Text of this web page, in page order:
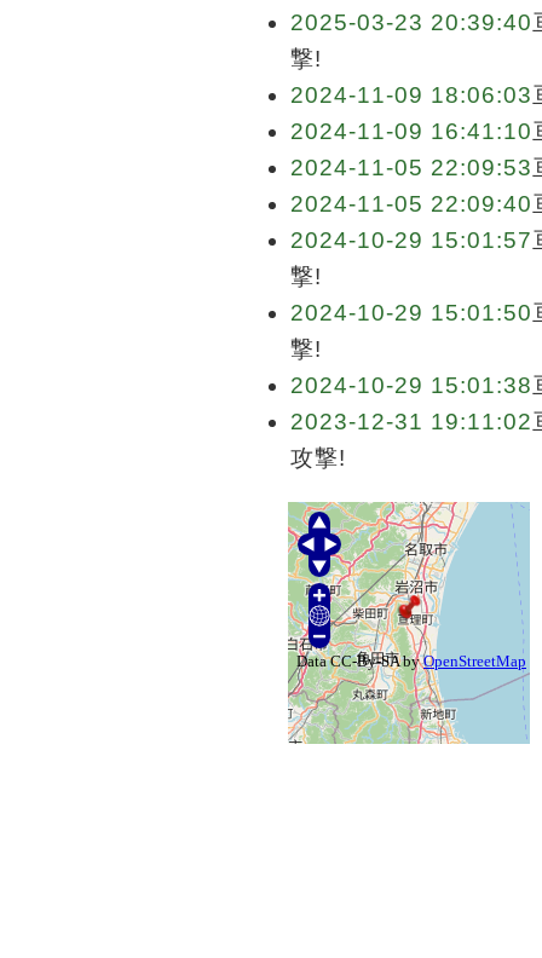
2025-03-23 20:39:40
撃!
2024-11-09 18:06:03
2024-11-09 16:41:10
2024-11-05 22:09:53
2024-11-05 22:09:40
2024-10-29 15:01:57
撃!
2024-10-29 15:01:50
撃!
2024-10-29 15:01:38
2023-12-31 19:11:02
攻撃!